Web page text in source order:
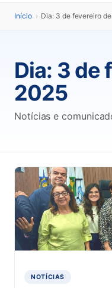
Início › Dia: 3 de fevereiro
Dia: 3 de
2025
Notícias e
NOTÍCIAS